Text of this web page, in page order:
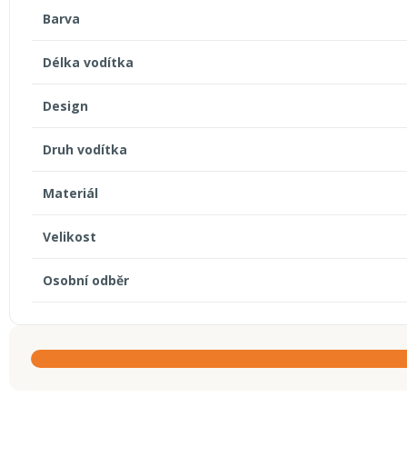
Barva
Délka vodítka
Design
Druh vodítka
Materiál
Velikost
Osobní odběr